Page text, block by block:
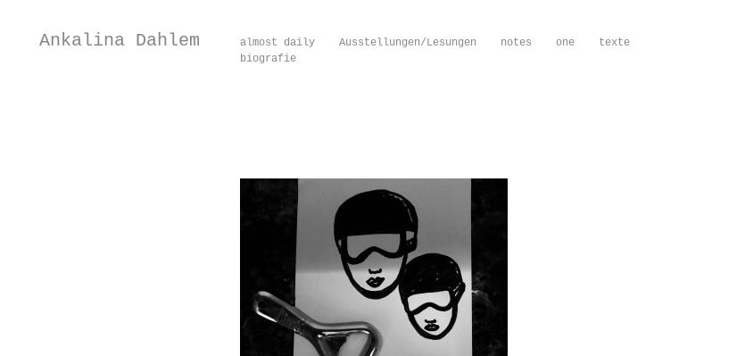
Ankalina Dahlem almost daily Ausstellungen/Lesungen notes one
texte
biografie